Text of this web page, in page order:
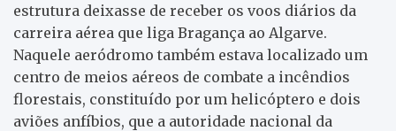
estrutura deixasse de receber os voos diários da
carreira aérea que liga Bragança ao Algarve.
Naquele aeródromo também estava localizado um
centro de meios aéreos de combate a incêndios
florestais, constituído por um helicóptero e dois
aviões anfíbios, que a autoridade nacional da